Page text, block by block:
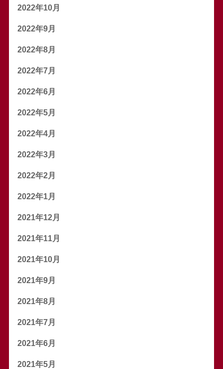
2022年10月
2022年9月
2022年8月
2022年7月
2022年6月
2022年5月
2022年4月
2022年3月
2022年2月
2022年1月
2021年12月
2021年11月
2021年10月
2021年9月
2021年8月
2021年7月
2021年6月
2021年5月